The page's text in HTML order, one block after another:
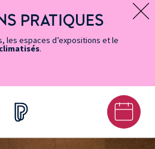
PRATIQUES
les espaces d’expositions et le
.